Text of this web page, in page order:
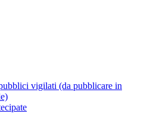
vigilati (da pubblicare in